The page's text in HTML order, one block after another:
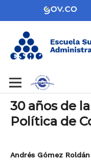
30 años de
Política de
Andrés Gómez Roldán